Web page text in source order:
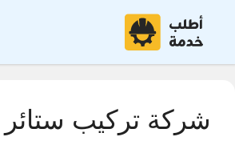
المحتوى
شركة تركيب ستائر